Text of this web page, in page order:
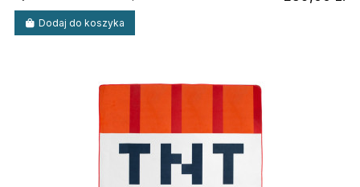
Dodaj do koszyka